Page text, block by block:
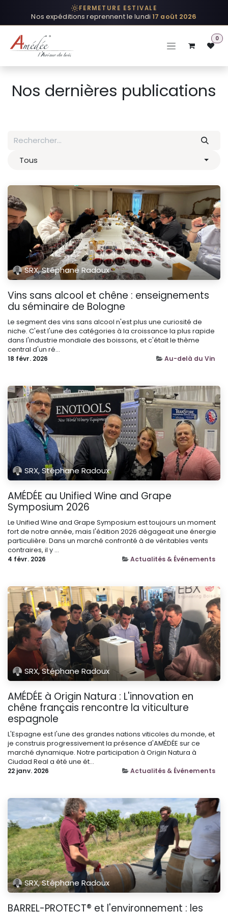
Se rendre au contenuFERMETURE ESTIVALE
Nos expéditions reprennent le lundi 17 août 2026
0
Nos dernières publications
Tous
SRX, Stéphane Radoux
Vins sans alcool et chêne : enseignements
du séminaire de Bologne
Le segment des vins sans alcool n'est plus une curiosité de
niche. C'est l'une des catégories à la croissance la plus rapide
dans l'industrie mondiale des boissons, et c'était le thème
central d'un ré...
18 févr. 2026 Au-delà du Vin
SRX, Stéphane Radoux
AMÉDÉE au Unified Wine and Grape
Symposium 2026
Le Unified Wine and Grape Symposium est toujours un moment
fort de notre année, mais l'édition 2026 dégageait une énergie
particulière. Dans un marché confronté à de véritables vents
contraires, il y ...
4 févr. 2026 Actualités & Événements
SRX, Stéphane Radoux
AMÉDÉE à Origin Natura : L'innovation en
chêne français rencontre la viticulture
espagnole
L'Espagne est l'une des grandes nations viticoles du monde, et
je construis progressivement la présence d'AMÉDÉE sur ce
marché dynamique. Notre participation à Origin Natura à
Ciudad Real a été une ét...
22 janv. 2026 Actualités & Événements
SRX, Stéphane Radoux
BARREL-PROTECT® et l'environnement : les